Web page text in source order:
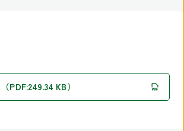
PDF:249.34 KB）